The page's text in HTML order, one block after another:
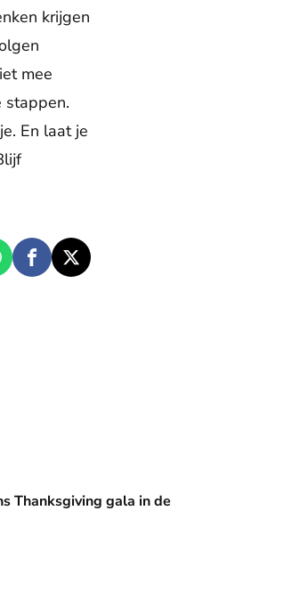
krijgen
mee
stappen.
En laat je
gala in de Basiliek 🪩
Thanksgiving gala in de